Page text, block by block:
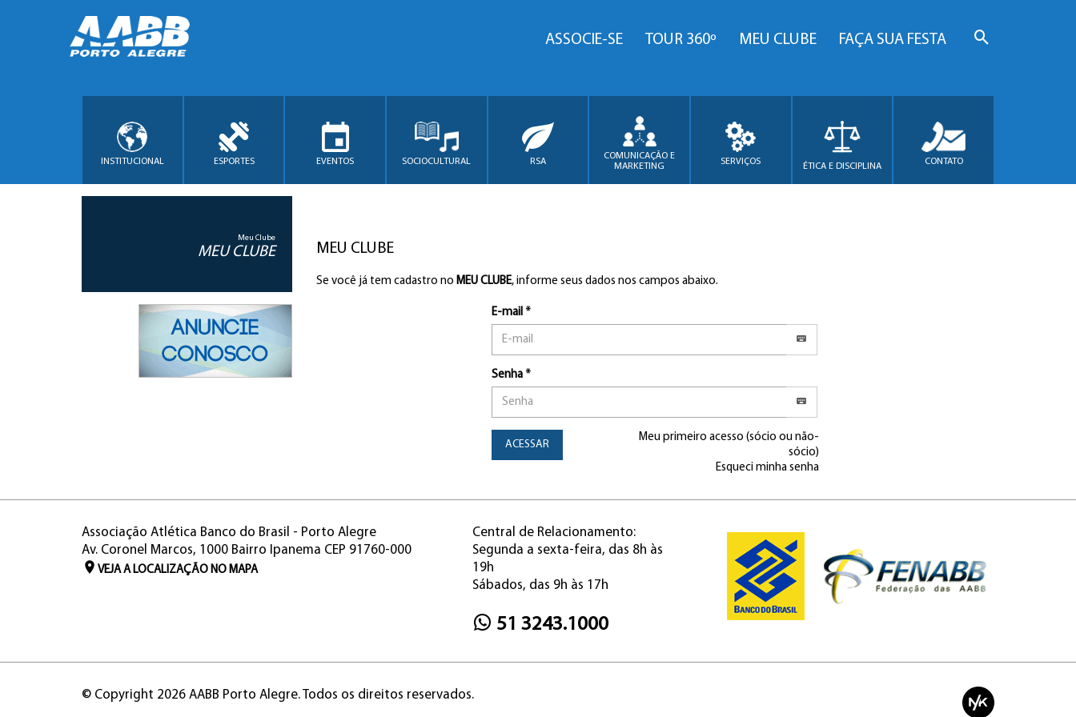
ASSOCIE-SE TOUR 360º MEU CLUBE FAÇA SUA FESTA
INSTITUCIONAL ESPORTES EVENTOS SOCIOCULTURAL RSA
COMUNICAÇÃO E
MARKETING
SERVIÇOS ÉTICA E DISCIPLINA CONTATO
Meu Clube
MEU CLUBE MEU CLUBE
Se você já tem cadastro no MEU CLUBE, informe seus dados nos campos abaixo.
E-mail *
Senha *
ACESSAR
Meu primeiro acesso (sócio ou não-
sócio)
Esqueci minha senha
Associação Atlética Banco do Brasil - Porto Alegre
Av. Coronel Marcos, 1000 Bairro Ipanema CEP 91760-000
VEJA A LOCALIZAÇÃO NO MAPA
Central de Relacionamento:
Segunda a sexta-feira, das 8h às
19h
Sábados, das 9h às 17h
51 3243.1000
© Copyright 2026 AABB Porto Alegre. Todos os direitos reservados.